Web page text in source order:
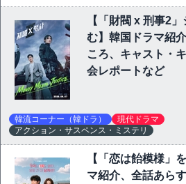
【「財閥 x 刑事2
む】韓国ドラマ紹
ころ、キャスト・
会レポートなど
韓流コーナー（韓ドラ）
現代ドラマ
アクション・サスペンス・ミステリ
【「恋は飴模様」
マ紹介、全話あら